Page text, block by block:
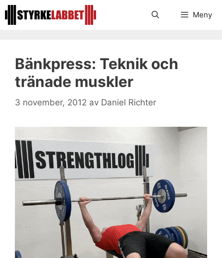
Hoppa
till
Meny
Bänkpress: Teknik och
tränade muskler
3 november, 2012 av Daniel Richter